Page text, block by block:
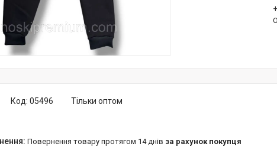
Тільки оптом
Код: 05496
повернення товару протягом 14 днів за рахунок покупця